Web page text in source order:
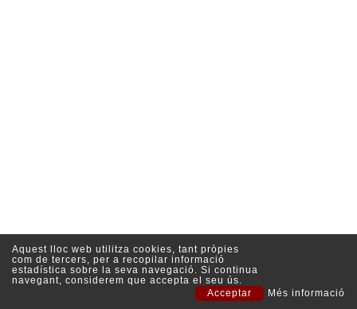
Aquest lloc web utilitza cookies, tant pròpies
com de tercers, per a recopilar informació
estadística sobre la seva navegació. Si continua
navegant, considerem que accepta el seu ús.
Acceptar
Més informació